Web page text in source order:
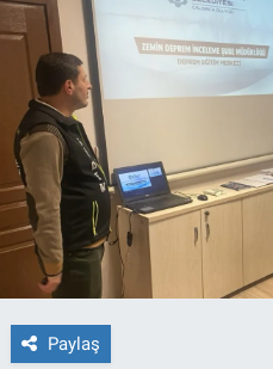
Paylaş
İletişim
Künye
Tüm Manşetler
Son Dakika Haberleri
Haber Arşivi